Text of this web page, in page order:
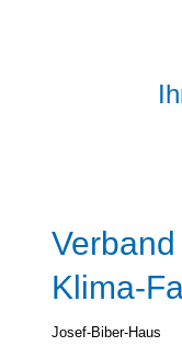
Klima-
Josef-Biber-Haus